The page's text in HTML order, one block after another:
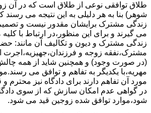
طلاق توافقی نوعی از طلاق است که در آن
شوهر) بنا به هر دلیلی به این نتیجه می رسند
زندگی مشترک برایشان مقدور نیست و
می گیرند و برای این منظور،در ارتباط با
زندگی مشترک و دیون و تکالیف آن مانند:
مشترک،نفقه زوجه و فرزندان،جهیزیه،اجرت
(در صورت وجود) و همچنین شاید از همه چالش
مهریه،با یکدیگر به تفاهم و توافق می
مورد آن تفاهم دارند برای دادگاه نیز محترم
در گواهی عدم امکان سازش که از سوی
شود،موارد توافق شده زوجین قید می شود.